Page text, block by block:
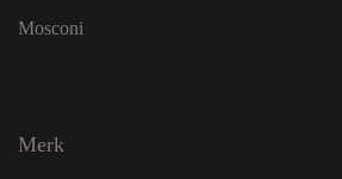
Mosconi
Merk